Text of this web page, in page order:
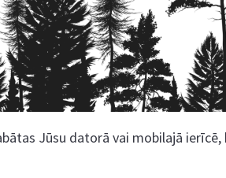
Jūsu datorā vai mobilajā